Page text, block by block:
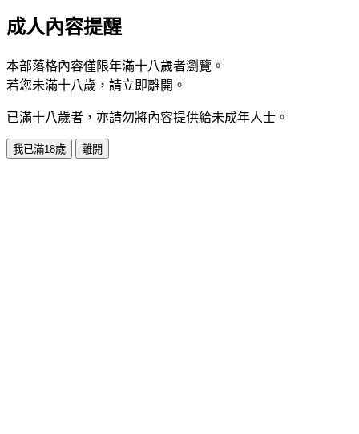
成人內容提醒
本部落格內容僅限年滿十八歲者瀏覽。
若您未滿十八歲，請立即離開。
已滿十八歲者，亦請勿將內容提供給未成年人士。
我已滿18歲 離開